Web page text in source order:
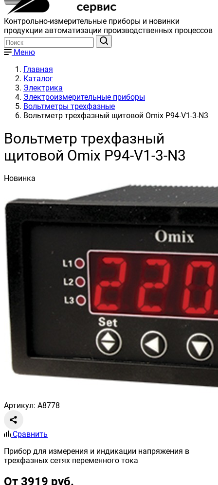
Контрольно-измерительные приборы и новинки
продукции автоматизации производственных процессов
Меню
Главная
Каталог
Электрика
Электроизмерительные приборы
Вольтметры трехфазные
Вольтметр трехфазный щитовой Omix P94-V1-3-N3
Вольтметр трехфазный
щитовой Omix P94-V1-3-N3
Новинка
Артикул: A8778
Сравнить
Прибор для измерения и индикации напряжения в
трехфазных сетях переменного тока
От 3919 руб.